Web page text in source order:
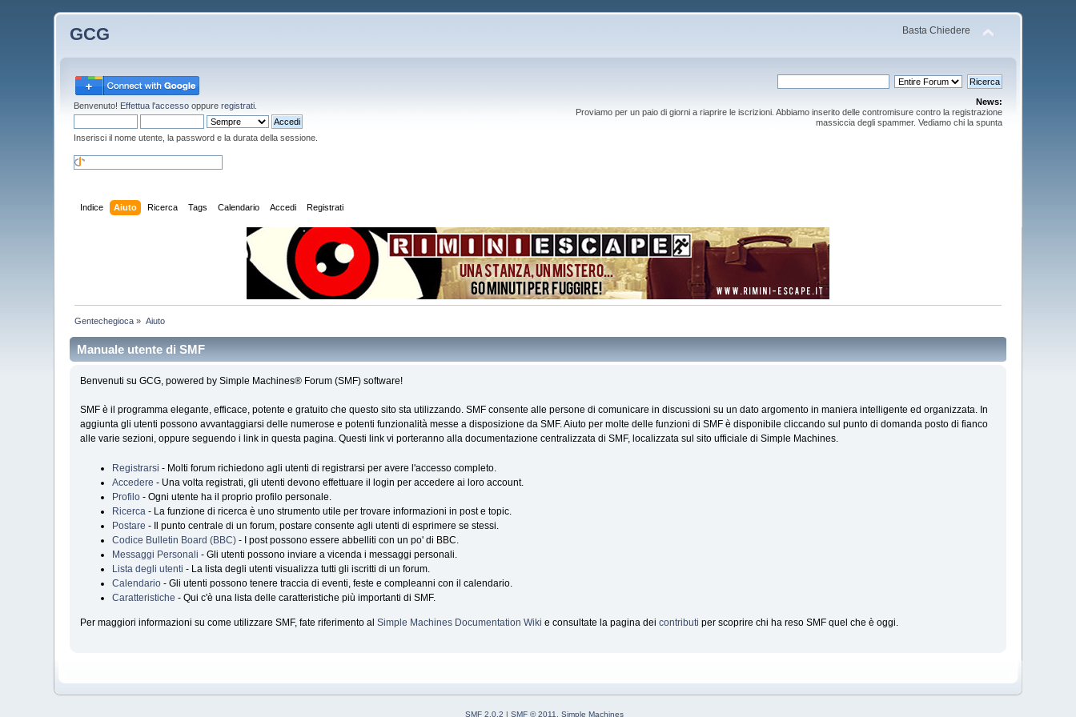
GCG Basta Chiedere
Benvenuto! Effettua l'accesso oppureregistrati
Inserisci il nome utente, la password e la durata della sessione.
News:
Proviamo per un paio di giorni a riaprire le iscrizioni. Abbiamo inserito delle contromisure contro la registrazione
massiccia degli spammer. Vediamo chi la spunta
Indice Aiuto Ricerca Tags Calendario Accedi Registrati
Gentechegioca » Aiuto
Manuale utente di SMF
Benvenuti su GCG, powered by Simple Machines® Forum (SMF) software!
SMF è il programma elegante, efficace, potente e gratuito che questo sito sta utilizzando. SMF consente alle persone di comunicare in discussioni su un dato argomento in maniera intelligente ed organizzata. In
aggiunta gli utenti possono avvantaggiarsi delle numerose e potenti funzionalità messe a disposizione da SMF. Aiuto per molte delle funzioni di SMF è disponibile cliccando sul punto di domanda posto di fianco
alle varie sezioni, oppure seguendo i link in questa pagina. Questi link vi porteranno alla documentazione centralizzata di SMF, localizzata sul sito ufficiale di Simple Machines.
Registrarsi - Molti forum richiedono agli utenti di registrarsi per avere l'accesso completo.
Accedere - Una volta registrati, gli utenti devono effettuare il login per accedere ai loro account.
Profilo- Ogni utente ha il proprio profilo personale.
Ricerca- La funzione di ricerca è uno strumento utile per trovare informazioni in post e topic.
Postare - Il punto centrale di un forum, postare consente agli utenti di esprimere se stessi.
Codice Bulletin Board (BBC)- I post possono essere abbelliti con un po' di BBC.
Messaggi Personali - Gli utenti possono inviare a vicenda i messaggi personali.
Lista degli utenti - La lista degli utenti visualizza tutti gli iscritti di un forum.
Calendario- Gli utenti possono tenere traccia di eventi, feste e compleanni con il calendario.
Caratteristiche - Qui c'è una lista delle caratteristiche più importanti di SMF.
Per maggiori informazioni su come utilizzare SMF, fate riferimento al Simple Machines Documentation Wiki e consultate la pagina dei contributi per scoprire chi ha reso SMF quel che è oggi.
SMF 2.0.2 | SMF © 2011, Simple Machines